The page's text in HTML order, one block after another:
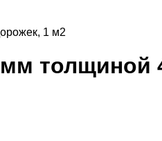
1 м2
мм